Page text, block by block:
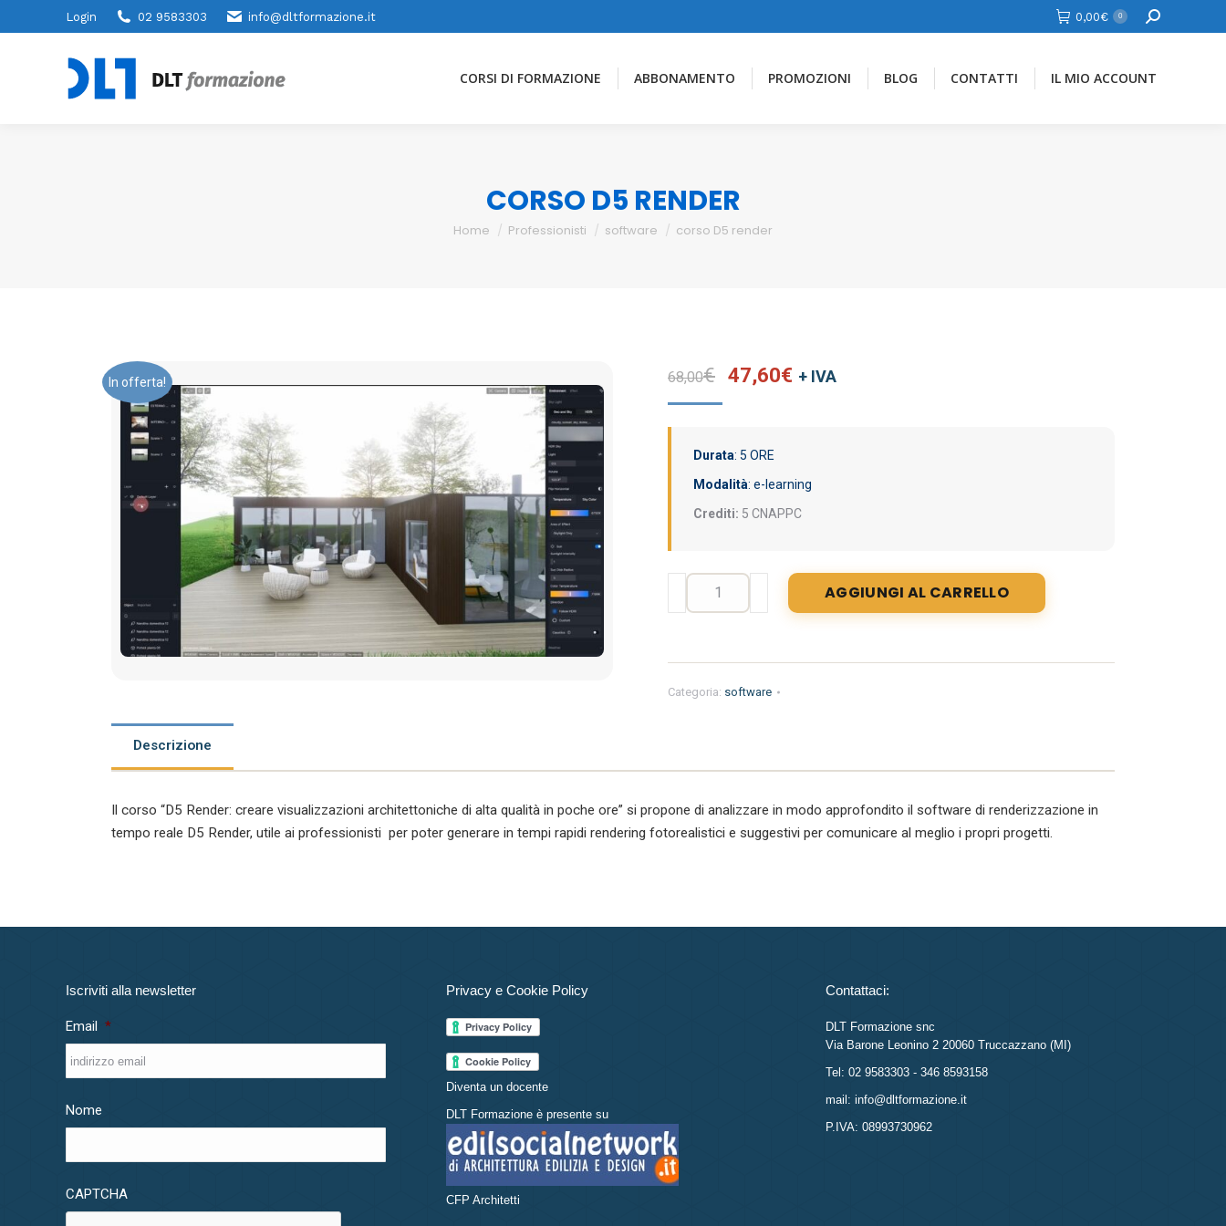
Login 02 9583303 info@dltformazione.it 0,00€ 0 Cerca
CORSI DI FORMAZIONE ABBONAMENTO PROMOZIONI BLOG CONTATTI IL MIO ACCOUNT
CORSO D5 RENDER
You are here:
Home Professionisti software corso D5 render
In offerta! 68,00€ Il
era:
68,00€.
47,60€ Il
47,60€.
+ IVA
Durata: 5 ORE
Modalità: e-learning
Crediti: 5 CNAPPC
corso
AGGIUNGI AL CARRELLO
Categoria: software
Descrizione
Il corso “D5 Render: creare visualizzazioni architettoniche di alta qualità in poche ore” si propone di analizzare in modo approfondito il software di renderizzazione in
tempo reale D5 Render, utile ai professionisti per poter generare in tempi rapidi rendering fotorealistici e suggestivi per comunicare al meglio i propri progetti.
Iscriviti alla newsletter
Email *
Nome
CAPTCHA
Privacy e Cookie Policy
Diventa un docente
DLT Formazione è presente su
CFP Architetti
Contattaci:
DLT Formazione snc
Via Barone Leonino 2 20060 Truccazzano (MI)
Tel: 02 9583303 - 346 8593158
mail: info@dltformazione.it
P.IVA: 08993730962